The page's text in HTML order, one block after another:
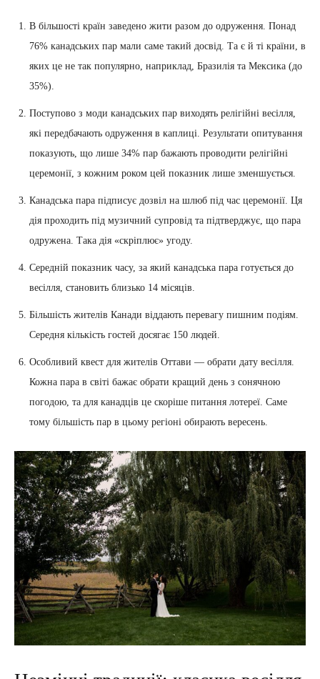
В більшості країн заведено жити разом до одруження. Понад
76% канадських пар мали саме такий досвід. Та є й ті країни, в
яких це не так популярно, наприклад, Бразилія та Мексика (до
35%).
Поступово з моди канадських пар виходять релігійні весілля,
які передбачають одруження в каплиці. Результати опитування
показують, що лише 34% пар бажають проводити релігійні
церемонії, з кожним роком цей показник лише зменшується.
Канадська пара підписує дозвіл на шлюб під час церемонії. Ця
дія проходить під музичний супровід та підтверджує, що пара
одружена. Така дія «скріплює» угоду.
Середній показник часу, за який канадська пара готується до
весілля, становить близько 14 місяців.
Більшість жителів Канади віддають перевагу пишним подіям.
Середня кількість гостей досягає 150 людей.
Особливий квест для жителів Оттави — обрати дату весілля.
Кожна пара в світі бажає обрати кращий день з сонячною
погодою, та для канадців це скоріше питання лотереї. Саме
тому більшість пар в цьому регіоні обирають вересень.